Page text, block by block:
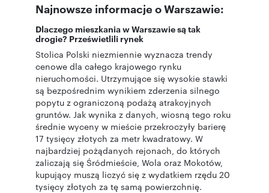
Najnowsze informacje o Warszawie:
Dlaczego mieszkania w Warszawie są tak
drogie? Prześwietlili rynek
Stolica Polski niezmiennie wyznacza trendy
cenowe dla całego krajowego rynku
nieruchomości. Utrzymujące się wysokie stawki
są bezpośrednim wynikiem zderzenia silnego
popytu z ograniczoną podażą atrakcyjnych
gruntów. Jak wynika z danych, wiosną tego roku
średnie wyceny w mieście przekroczyły barierę
17 tysięcy złotych za metr kwadratowy. W
najbardziej pożądanych rejonach, do których
zaliczają się Śródmieście, Wola oraz Mokotów,
kupujący muszą liczyć się z wydatkiem rzędu 20
tysięcy złotych za tę samą powierzchnię.